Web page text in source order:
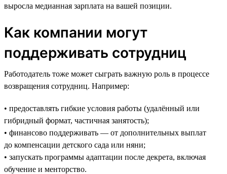
выросла медианная зарплата на вашей позиции.
Как компании могут
поддерживать сотрудниц
Работодатель тоже может сыграть важную роль в процессе
возвращения сотрудниц. Например:
• предоставлять гибкие условия работы (удалённый или
гибридный формат, частичная занятость);
• финансово поддерживать — от дополнительных выплат
до компенсации детского сада или няни;
• запускать программы адаптации после декрета, включая
обучение и менторство.